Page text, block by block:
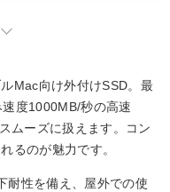
Mac向け外付けSSD。最
度1000MB/秒の高速
ムーズに扱えます。コン
るのが魅力です。
耐性を備え、屋外での使